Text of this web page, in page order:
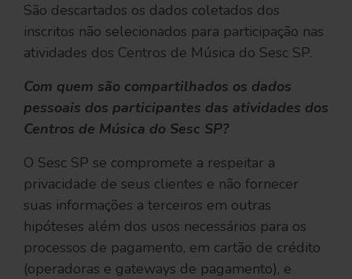
São descartados os dados coletados dos
inscritos não selecionados para participação nas
atividades dos Centros de Música do Sesc SP.
Com quem são compartilhados os dados
pessoais dos participantes das atividades dos
Centros de Música do Sesc SP?
O Sesc SP se compromete a respeitar a
privacidade de seus clientes e não fornecer
suas informações a terceiros em outras
hipóteses além dos usos necessários para os
processos de pagamento, em cartão de crédito
(operadoras e gateways de pagamento), e